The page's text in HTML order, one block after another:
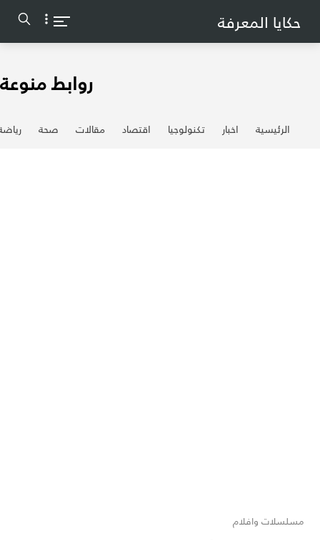
حكايا المعرفة
روابط منوعة
الرئيسية اخبار تكنولوجيا اقتصاد مقالات صحة
مسلسلات وافلام